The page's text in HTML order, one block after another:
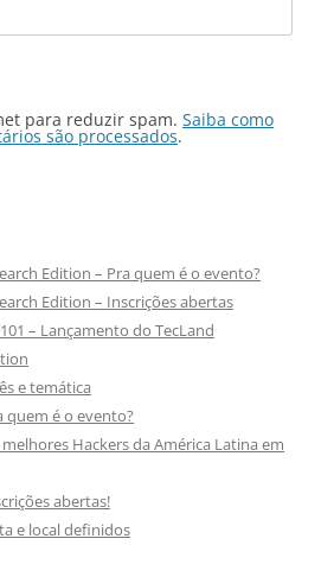
para reduzir spam. Saiba como
são processados.
Edition – Pra quem é o evento?
Edition – Inscrições abertas
– Lançamento do TecLand
e temática
quem é o evento?
Hackers da América Latina em
abertas!
e local definidos